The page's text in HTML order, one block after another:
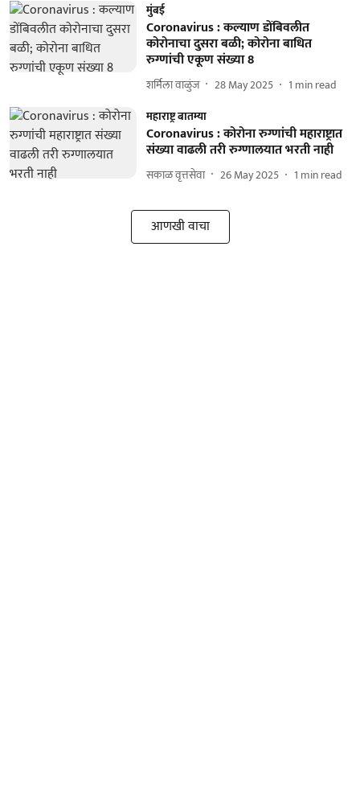
मुंबई
Coronavirus : कल्याण डोंबिवलीत
कोरोनाचा दुसरा बळी; कोरोना बाधित
रुग्णांची एकूण संख्या 8
शर्मिला वाळुंज 28 May 2025 1 min read
महाराष्ट्र बातम्या
Coronavirus : कोरोना रुग्‍णांची महाराष्ट्रात
संख्या वाढली तरी रुग्‍णालयात भरती नाही
सकाळ वृत्तसेवा 26 May 2025 1 min read
आणखी वाचा